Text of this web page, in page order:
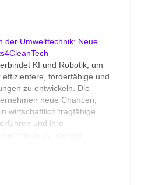
der Umwelttechnik: Neue
KI und Robotik, um
effizientere, förderfähige und
zu entwickeln. Die
neue Chancen,
wirtschaftlich tragfähige
und ihre